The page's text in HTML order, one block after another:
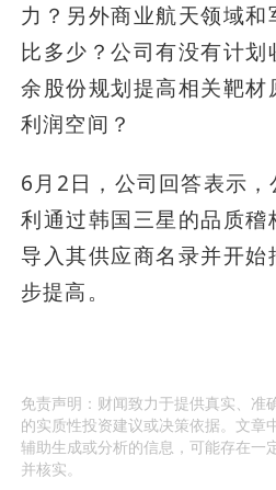
力？另外商业航天领域
比多少？公司有没有计
余股份规划提高相关靶材
利润空间？
6月2日，公司回答表示
利通过韩国三星的品质
导入其供应商名录并开
步提高。
免责声明：财闻致力于提供真实、准
的实质性投资建议或决策依据。文章
辅助生成或分析的信息，可能存在一
并核实。